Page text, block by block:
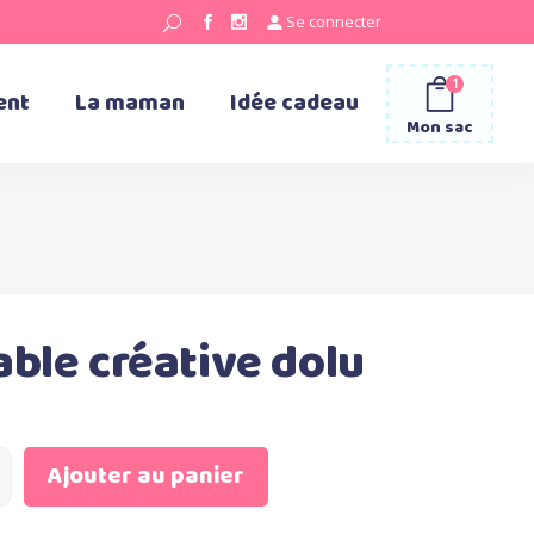
Se connecter
La maman Idée cadeau
Mon sac
1
créative dolu
Ajouter au panier